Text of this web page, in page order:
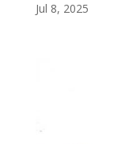
Jul 8, 2025